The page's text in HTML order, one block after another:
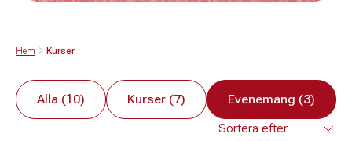
Hem Kurser
Alla (10) Kurser (7) Evenemang (3)